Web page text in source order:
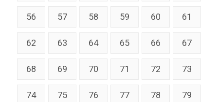
56 57 58 59 60 61
62 63 64 65 66 67
68 69 70 71 72 73
74 75 76 77 78 79